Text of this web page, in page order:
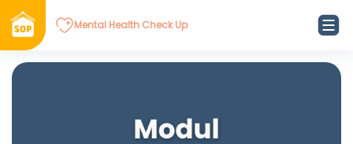
Mental Health Check Up